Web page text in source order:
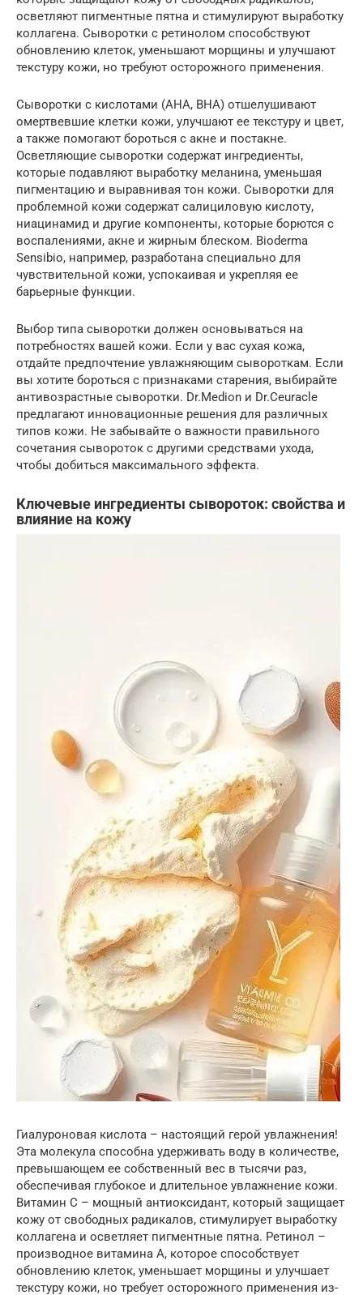
осветляют пигментные пятна и стимулируют выработку
коллагена. Сыворотки с ретинолом способствуют
обновлению клеток, уменьшают морщины и улучшают
текстуру кожи, но требуют осторожного применения.
Сыворотки с кислотами (AHA, BHA) отшелушивают
омертвевшие клетки кожи, улучшают ее текстуру и цвет,
а также помогают бороться с акне и постакне.
Осветляющие сыворотки содержат ингредиенты,
которые подавляют выработку меланина, уменьшая
пигментацию и выравнивая тон кожи. Сыворотки для
проблемной кожи содержат салициловую кислоту,
ниацинамид и другие компоненты, которые борются с
воспалениями, акне и жирным блеском. Bioderma
Sensibio, например, разработана специально для
чувствительной кожи, успокаивая и укрепляя ее
барьерные функции.
Выбор типа сыворотки должен основываться на
потребностях вашей кожи. Если у вас сухая кожа,
отдайте предпочтение увлажняющим сывороткам. Если
вы хотите бороться с признаками старения, выбирайте
антивозрастные сыворотки. Dr.Medion и Dr.Ceuracle
предлагают инновационные решения для различных
типов кожи. Не забывайте о важности правильного
сочетания сывороток с другими средствами ухода,
чтобы добиться максимального эффекта.
Ключевые ингредиенты сывороток: свойства и
влияние на кожу
Гиалуроновая кислота – настоящий герой увлажнения!
Эта молекула способна удерживать воду в количестве,
превышающем ее собственный вес в тысячи раз,
обеспечивая глубокое и длительное увлажнение кожи.
Витамин C – мощный антиоксидант, который защищает
кожу от свободных радикалов, стимулирует выработку
коллагена и осветляет пигментные пятна. Ретинол –
производное витамина А, которое способствует
обновлению клеток, уменьшает морщины и улучшает
текстуру кожи, но требует осторожного применения из-